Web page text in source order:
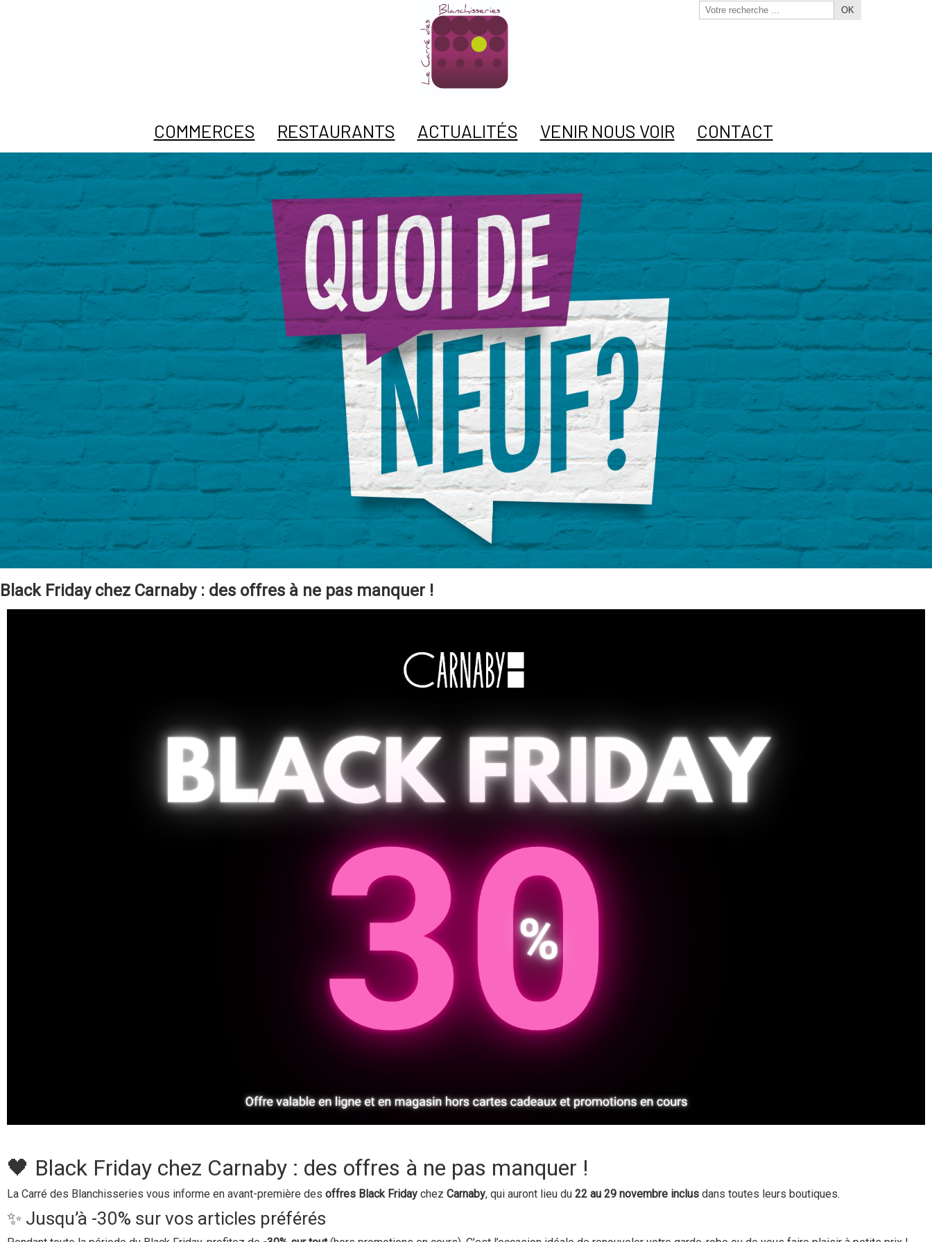
OK
COMMERCES RESTAURANTS ACTUALITÉS VENIR NOUS VOIR CONTACT
Black Friday chez Carnaby : des offres à ne pas manquer !
🖤 Black Friday chez Carnaby : des offres à ne pas manquer !
La Carré des Blanchisseries vous informe en avant-première des offres Black Friday chez Carnaby, qui auront lieu du 22 au 29 novembre inclus dans toutes leurs boutiques.
✨ Jusqu’à -30% sur vos articles préférés